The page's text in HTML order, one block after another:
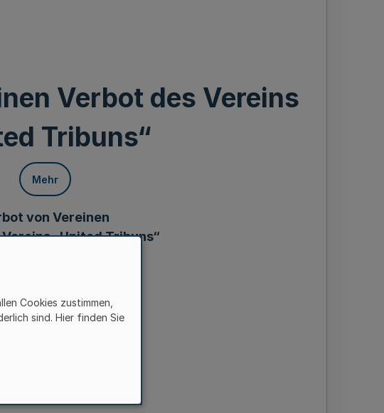
Verbot des Vereins
Tribuns“
Mehr
von Vereinen
„United Tribuns“
des Innern
September 2022
Cookies zustimmen,
sind. Hier finden Sie